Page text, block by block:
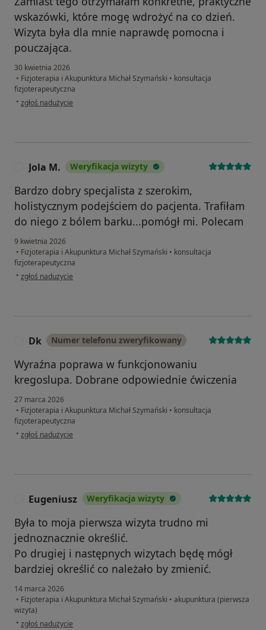
wskazówki, które mogę wdrożyć na co dzień.
Wizyta była dla mnie naprawdę pomocna i
pouczająca.
30 kwietnia 2026
• Fizjoterapia i Akupunktura Michał Szymański • konsultacja
fizjoterapeutyczna
• w opinii użytkownika Lina
zgłoś nadużycie
Jola M. Weryfikacja wizyty
Bardzo dobry specjalista z szerokim,
holistycznym podejściem do pacjenta. Trafiłam
do niego z bólem barku...pomógł mi. Polecam
9 kwietnia 2026
• Fizjoterapia i Akupunktura Michał Szymański • konsultacja
fizjoterapeutyczna
• w opinii użytkownika Jola M.
zgłoś nadużycie
Dk Numer telefonu zweryfikowany
Wyraźna poprawa w funkcjonowaniu
kregoslupa. Dobrane odpowiednie ćwiczenia
27 marca 2026
• Fizjoterapia i Akupunktura Michał Szymański • konsultacja
fizjoterapeutyczna
• w opinii użytkownika Dk
zgłoś nadużycie
Eugeniusz Weryfikacja wizyty
Była to moja pierwsza wizyta trudno mi
jednoznacznie określić.
Po drugiej i następnych wizytach będę mógł
bardziej określić co należało by zmienić.
14 marca 2026
• Fizjoterapia i Akupunktura Michał Szymański • akupunktura (pierwsza
wizyta)
• w opinii użytkownika Eugeniusz
zgłoś nadużycie